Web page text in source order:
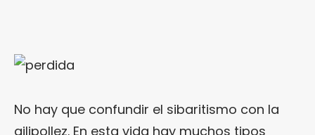
No hay que confundir el sibaritismo con la
gilipollez. En esta vida hay muchos tipos